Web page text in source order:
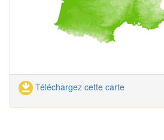
Téléchargez cette carte